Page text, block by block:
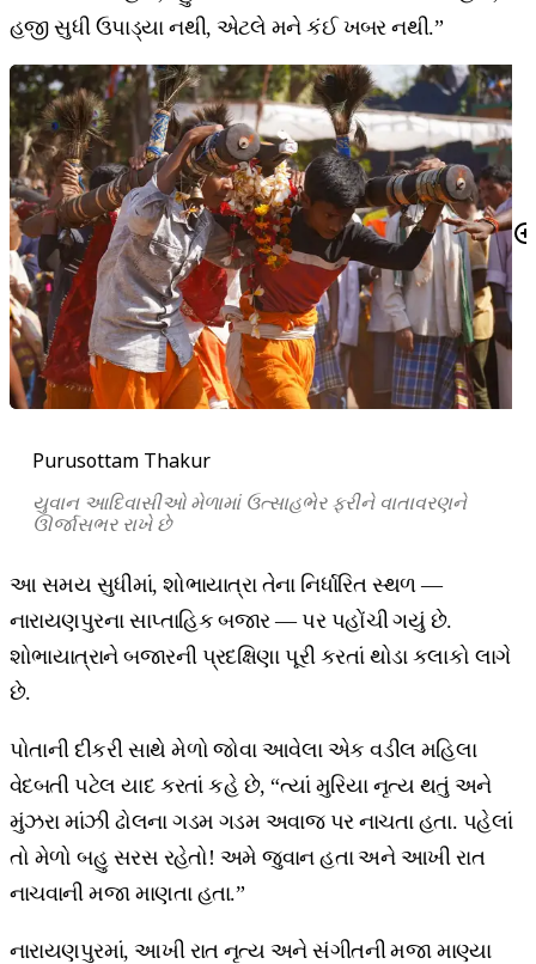
હજી સુધી ઉપાડ્યા નથી, એટલે મને કંઈ ખબર નથી.”
Purusottam Thakur
યુવાન આદિવાસીઓ મેળામાં ઉત્સાહભેર ફરીને વાતાવરણને
ઊર્જાસભર રાખે છે
આ સમય સુધીમાં, શોભાયાત્રા તેના નિર્ધારિત સ્થળ —
નારાયણપુરના સાપ્તાહિક બજાર — પર પહોંચી ગયું છે.
શોભાયાત્રાને બજારની પ્રદક્ષિણા પૂરી કરતાં થોડા કલાકો લાગે
છે.
પોતાની દીકરી સાથે મેળો જોવા આવેલા એક વડીલ મહિલા
વેદબતી પટેલ યાદ કરતાં કહે છે, “ત્યાં મુરિયા નૃત્ય થતું અને
મુંઝરા માંઝી ઢોલના ગડમ ગડમ અવાજ પર નાચતા હતા. પહેલાં
તો મેળો બહુ સરસ રહેતો! અમે જુવાન હતા અને આખી રાત
નાચવાની મજા માણતા હતા.”
નારાયણપુરમાં, આખી રાત નૃત્ય અને સંગીતની મજા માણ્યા